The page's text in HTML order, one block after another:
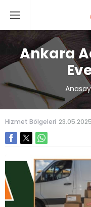
Ankara
Hizmet Bölgeleri 23.05.2025